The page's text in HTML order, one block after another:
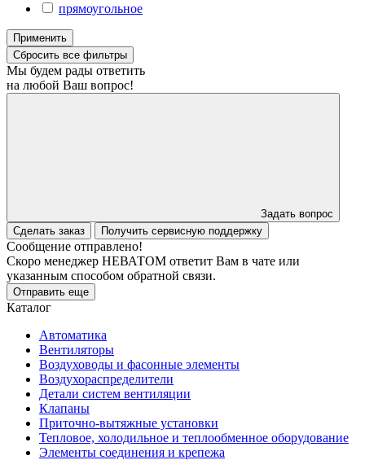
прямоугольное
Применить
Сбросить все фильтры
Мы будем рады ответить
на любой Ваш вопрос!
Задать вопрос
Сделать заказ
Получить сервисную поддержку
Сообщение отправлено!
Скоро менеджер НЕВАТОМ ответит Вам в чате или
указанным способом обратной связи.
Отправить еще
Каталог
Автоматика
Вентиляторы
Воздуховоды и фасонные элементы
Воздухораспределители
Детали систем вентиляции
Клапаны
Приточно-вытяжные установки
Тепловое, холодильное и теплообменное оборудование
Элементы соединения и крепежа